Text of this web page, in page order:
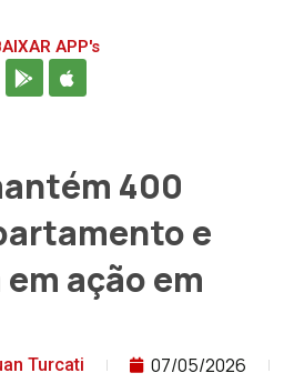
APP's
400
e
ação em
Turcati
07/05/2026